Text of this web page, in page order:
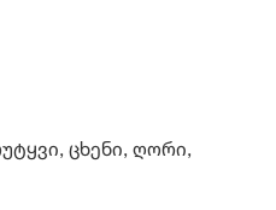
ცხენი, ღორი,